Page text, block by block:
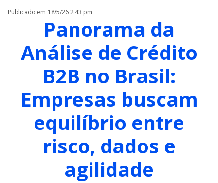
Publicado em 18/5/26 2:43 pm
Panorama da
Análise de Crédito
B2B no Brasil:
Empresas buscam
equilíbrio entre
risco, dados e
agilidade